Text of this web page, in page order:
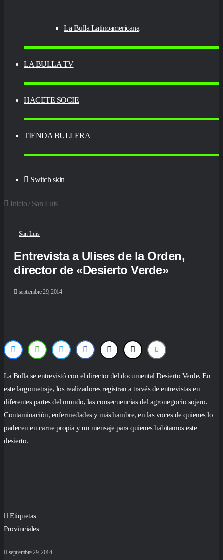
La Bulla Latinoamericana
LA BULLA TV
HACETE SOCIE
TIENDA BULLERA
Switch skin
Inicio/ San Luis
San Luis
Entrevista a Ulises de la Orden,
director de «Desierto Verde»
septiembre 29, 2014
La Bulla se entrevistó con el director del documental Desierto Verde. En
este largometraje, los realizadores registran a través de entrevistas en
diferentes partes del mundo, las consecuencias del agronegocio sojero.
Contaminación, enfermedades y más hambre, en las voces de quienes lo
padecen en carne propia y un mensaje para quienes habitamos este
desierto.
Etiquetas
Provinciales
septiembre 29, 2014